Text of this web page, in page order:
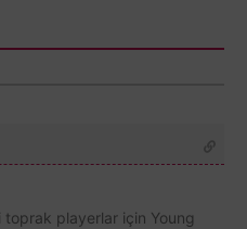
toprak playerlar için Young